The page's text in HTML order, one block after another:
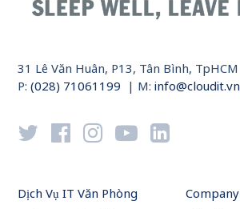
31 Lê Văn Huân, P13, Tân Bình, TpHCM
P:(028) 71061199 | M:info@cloudit.vn
Dịch Vụ IT Văn Phòng Company